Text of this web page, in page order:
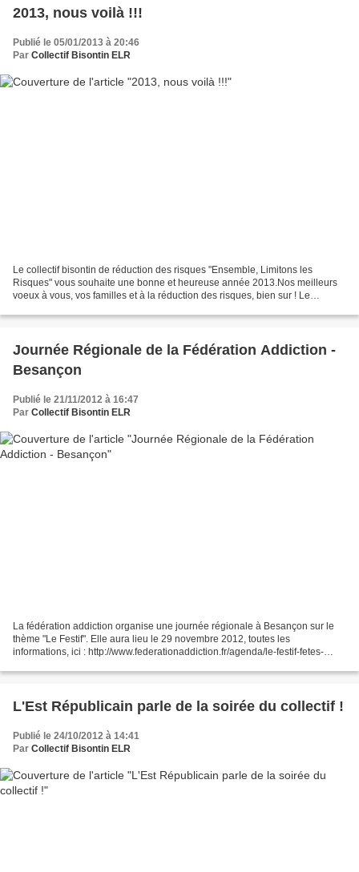
2013, nous voilà !!!
Publié le 05/01/2013 à 20:46
Par Collectif Bisontin ELR
Le collectif bisontin de réduction des risques "Ensemble, Limitons les
Risques" vous souhaite une bonne et heureuse année 2013.Nos meilleurs
voeux à vous, vos familles et à la réduction des risques, bien sur ! Le
Journée Régionale de la Fédération Addiction -
Besançon
Publié le 21/11/2012 à 16:47
Par Collectif Bisontin ELR
La fédération addiction organise une journée régionale à Besançon sur le
thème "Le Festif". Elle aura lieu le 29 novembre 2012, toutes les
informations, ici : http://www.federationaddiction.fr/agenda/le-festif-fetes-
L'Est Républicain parle de la soirée du collectif !
Publié le 24/10/2012 à 14:41
Par Collectif Bisontin ELR